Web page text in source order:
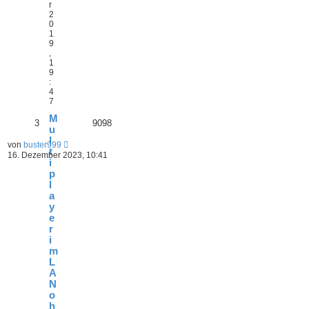
r
2
0
1
9
1
9
:
4
7
M
u
l
t
i
p
a
y
e
r
i
m
L
A
N
o
h
3 9098
von buster999
16. Dezember 2023, 10:41